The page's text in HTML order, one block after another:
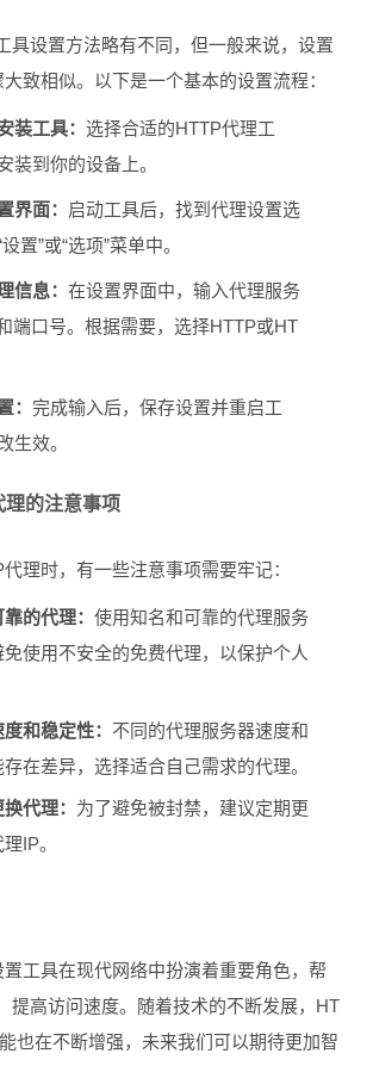
具设置方法略有不同，但一般来说，设置
致相似。以下是一个基本的设置流程：
装工具： 选择合适的HTTP代理工
装到你的设备上。
界面： 启动工具后，找到代理设置选
置”或“选项”菜单中。
信息： 在设置界面中，输入代理服务
端口号。根据需要，选择HTTP或HT
： 完成输入后，保存设置并重启工
生效。
的注意事项
理时，有一些注意事项需要牢记：
靠的代理：使用知名和可靠的代理服务
使用不安全的免费代理，以保护个人
和稳定性： 不同的代理服务器速度和
在差异，选择适合自己需求的代理。
代理： 为了避免被封禁，建议定期更
IP。
置工具在现代网络中扮演着重要角色，帮
提高访问速度。随着技术的不断发展，HT
也在不断增强，未来我们可以期待更加智